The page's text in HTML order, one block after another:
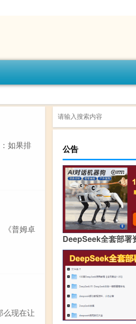
如果排
《普姆卓
么现在让
公告
DeepSeek全套部署